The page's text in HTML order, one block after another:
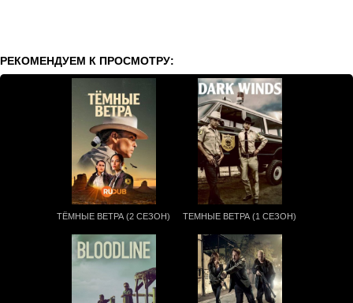
РЕКОМЕНДУЕМ К ПРОСМОТРУ:
ТЁМНЫЕ ВЕТРА (2 СЕЗОН) ТЕМНЫЕ ВЕТРА (1 СЕЗОН)